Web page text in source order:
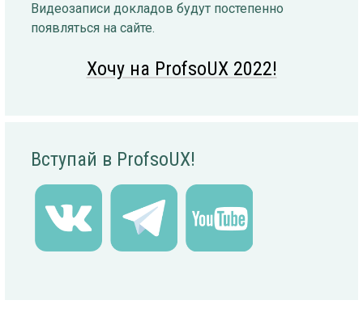
Видеозаписи докладов будут постепенно
появляться на сайте.
Хочу на ProfsoUX 2022!
Вступай в ProfsoUX!